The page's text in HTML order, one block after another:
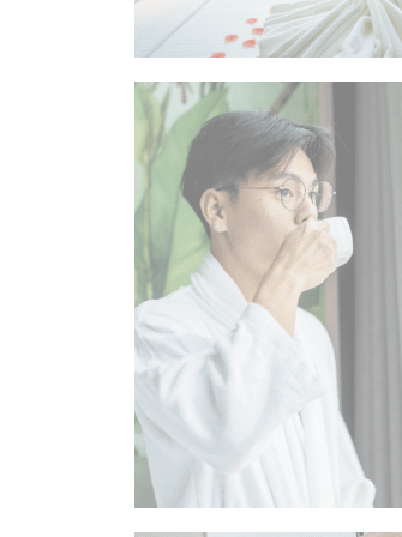
客房